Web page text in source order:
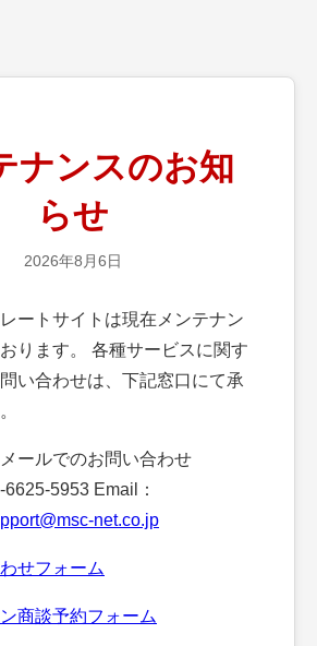
ナンスのお知
らせ
2026年8月6日
ートサイトは現在メンテナン
ります。 各種サービスに関す
い合わせは、下記窓口にて承
ールでのお問い合わせ
5953 Email：
net.co.jp
せフォーム
商談予約フォーム